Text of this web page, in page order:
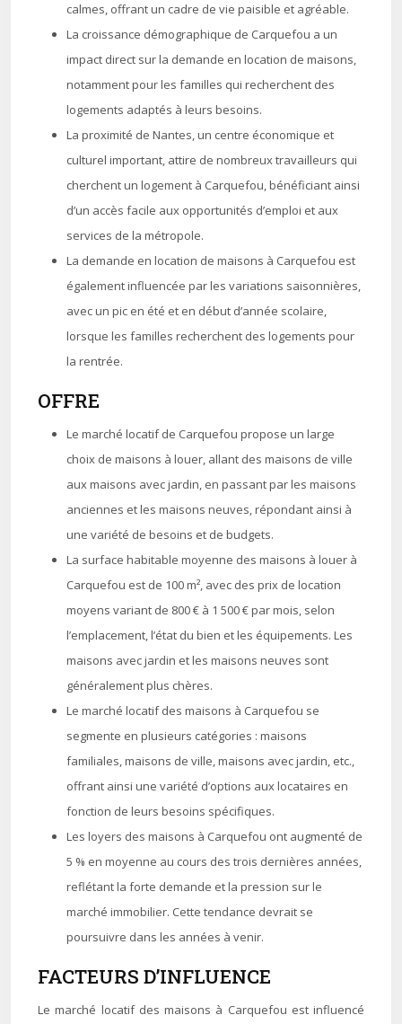
calmes, offrant un cadre de vie paisible et agréable.
La croissance démographique de Carquefou a un
impact direct sur la demande en location de maisons,
notamment pour les familles qui recherchent des
logements adaptés à leurs besoins.
La proximité de Nantes, un centre économique et
culturel important, attire de nombreux travailleurs qui
cherchent un logement à Carquefou, bénéficiant ainsi
d’un accès facile aux opportunités d’emploi et aux
services de la métropole.
La demande en location de maisons à Carquefou est
également influencée par les variations saisonnières,
avec un pic en été et en début d’année scolaire,
lorsque les familles recherchent des logements pour
la rentrée.
OFFRE
Le marché locatif de Carquefou propose un large
choix de maisons à louer, allant des maisons de ville
aux maisons avec jardin, en passant par les maisons
anciennes et les maisons neuves, répondant ainsi à
une variété de besoins et de budgets.
La surface habitable moyenne des maisons à louer à
Carquefou est de 100 m², avec des prix de location
moyens variant de 800 € à 1 500 € par mois, selon
l’emplacement, l’état du bien et les équipements. Les
maisons avec jardin et les maisons neuves sont
généralement plus chères.
Le marché locatif des maisons à Carquefou se
segmente en plusieurs catégories : maisons
familiales, maisons de ville, maisons avec jardin, etc.,
offrant ainsi une variété d’options aux locataires en
fonction de leurs besoins spécifiques.
Les loyers des maisons à Carquefou ont augmenté de
5 % en moyenne au cours des trois dernières années,
reflétant la forte demande et la pression sur le
marché immobilier. Cette tendance devrait se
poursuivre dans les années à venir.
FACTEURS D’INFLUENCE
Le marché locatif des maisons à Carquefou est influencé